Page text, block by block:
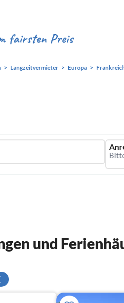
Langzeitvermieter Europa
und